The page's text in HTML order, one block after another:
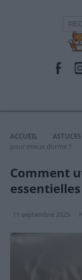
ACCUEIL ASTUCES
pour mieux dormir ?
Comment
11 septembre 2025